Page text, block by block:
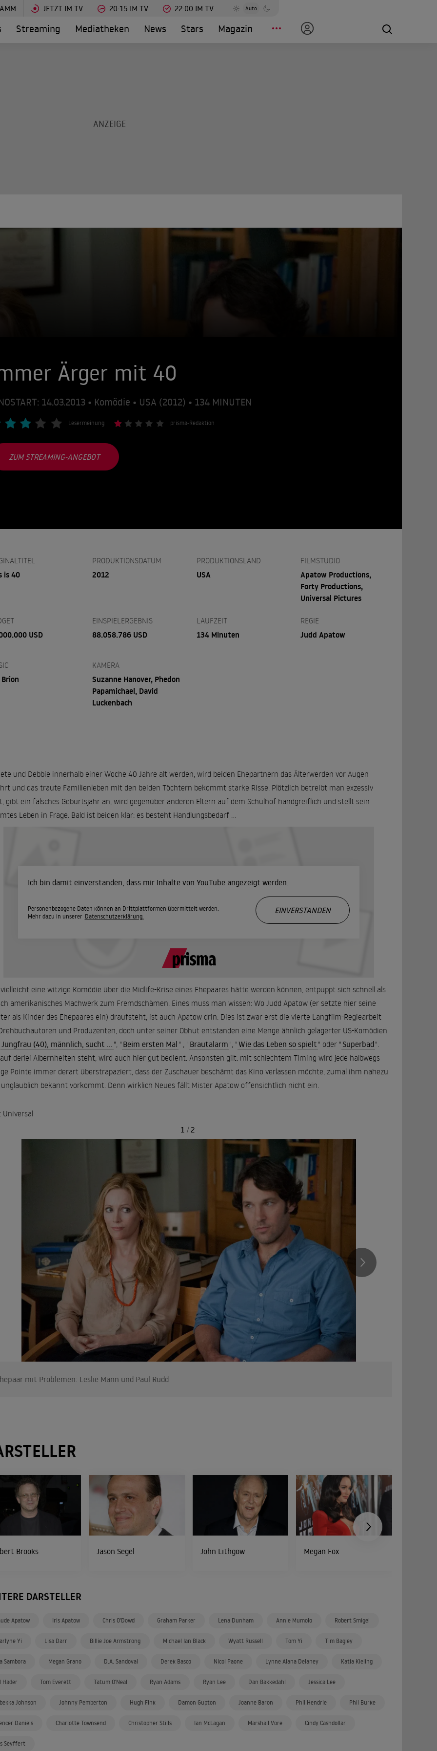
JETZT IM TV 20:15 IM TV 22:00 IM TV Auto
Streaming Mediatheken News Stars Magazin
Ärger mit 40
14.03.2013 • Komödie • USA (2012) • 134 MINUTEN
Lesermeinung prisma-Redaktion
ZUM STREAMING-ANGEBOT
is 40
PRODUKTIONSDATUM
2012
PRODUKTIONSLAND
USA
FILMSTUDIO
Apatow Productions,
Forty Productions,
Universal Pictures
USD
EINSPIELERGEBNIS
88.058.786 USD
LAUFZEIT
134 Minuten
REGIE
Judd Apatow
KAMERA
Suzanne Hanover, Phedon
Papamichael, David
Luckenbach
und Debbie innerhalb einer Woche 40 Jahre alt werden, wird beiden Ehepartnern das Älterwerden vor Augen
und das traute Familienleben mit den beiden Töchtern bekommt starke Risse. Plötzlich betreibt man exzessiv
gibt ein falsches Geburtsjahr an, wird gegenüber anderen Eltern auf dem Schulhof handgreiflich und stellt sein
Leben in Frage. Bald ist beiden klar: es besteht Handlungsbedarf ...
Ich bin damit einverstanden, dass mir Inhalte von YouTube angezeigt werden.
Personenbezogene Daten können an Drittplattformen übermittelt werden.
Mehr dazu in unserer Datenschutzerklärung.
EINVERSTANDEN
eine witzige Komödie über die Midlife-Krise eines Ehepaares hätte werden können, entpuppt sich schnell als
amerikanisches Machwerk zum Fremdschämen. Eines muss man wissen: Wo Judd Apatow (er setzte hier seine
als Kinder des Ehepaares ein) draufsteht, ist auch Apatow drin. Dies ist zwar erst die vierte Langfilm-Regiearbeit
und Produzenten, doch unter seiner Obhut entstanden eine Menge ähnlich gelagerter US-Komödien
Jungfrau (40), männlich, sucht ... ", " Beim ersten Mal " , " Brautalarm ", "Wie das Leben so spielt " oder " Superbad".
derlei Albernheiten steht, wird auch hier gut bedient. Ansonsten gilt: mit schlechtem Timing wird jede halbwegs
Pointe immer derart überstrapaziert, dass der Zuschauer beschämt das Kino verlassen möchte, zumal ihm nahezu
unglaublich bekannt vorkommt. Denn wirklich Neues fällt Mister Apatow offensichtlich nicht ein.
Universal
mit Problemen: Leslie Mann und Paul Rudd
1 / 2
Brooks Jason Segel John Lithgow Megan Fox
DARSTELLER
Apatow Iris Apatow Chris O'Dowd Graham Parker Lena Dunham Annie Mumolo Robert Smigel
Yi Lisa Darr Billie Joe Armstrong Michael Ian Black Wyatt Russell Tom Yi Tim Bagley
Sambora Megan Grano D.A. Sandoval Derek Basco Nicol Paone Lynne Alana Delaney Katia Kieling
Hader Tom Everett Tatum O'Neal Ryan Adams Ryan Lee Dan Bakkedahl Jessica Lee
Johnson Johnny Pemberton Hugh Fink Damon Gupton Joanne Baron Phil Hendrie Phil Burke
Daniels Charlotte Townsend Christopher Stills Ian McLagan Marshall Vore Cindy Cashdollar
Seyffert